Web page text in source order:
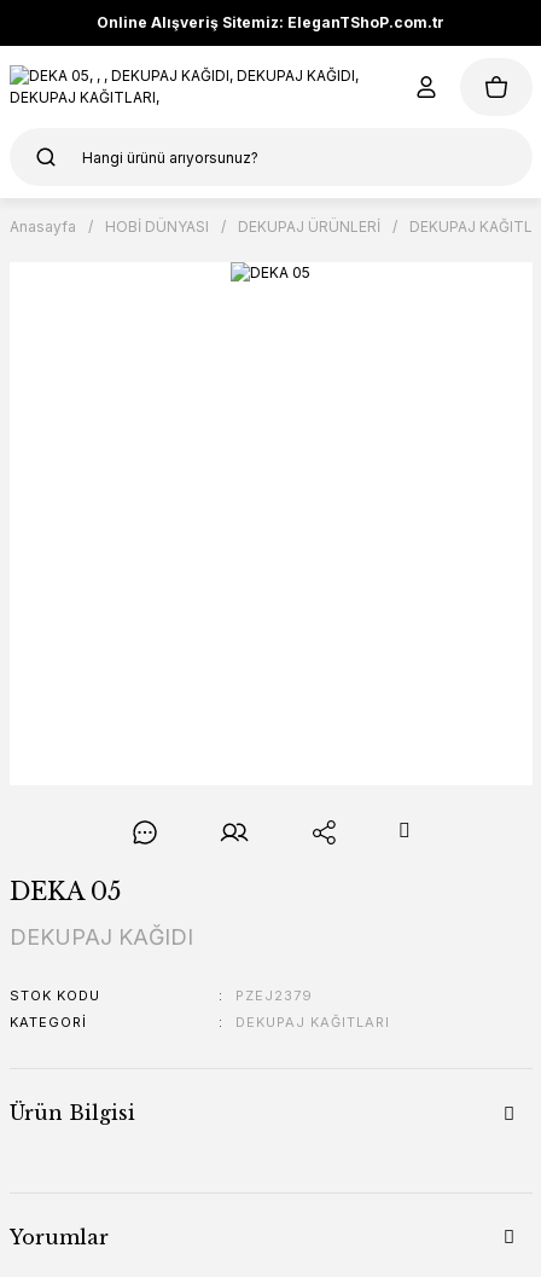
Online Alışveriş Sitemiz: EleganTShoP.com.tr
Anasayfa HOBİ DÜNYASI DEKUPAJ ÜRÜNLERİ DEKUPAJ
DEKA 05
DEKUPAJ KAĞIDI
STOK KODU
PZEJ2379
KATEGORI
DEKUPAJ KAĞITLARI
Ürün Bilgisi
Yorumlar